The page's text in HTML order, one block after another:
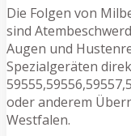
Die Folgen von
sind
Augen und
Spezialgeräten
oder anderem
Westfalen.